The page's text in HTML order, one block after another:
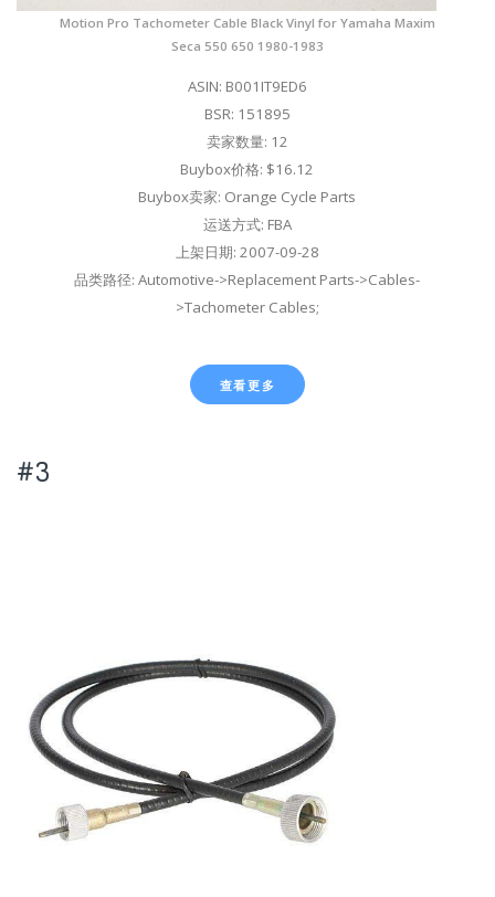
Motion Pro Tachometer Cable Black Vinyl for Yamaha Maxim
Seca 550 650 1980-1983
ASIN: B001IT9ED6
BSR: 151895
卖家数量: 12
Buybox价格: $16.12
Buybox卖家: Orange Cycle Parts
运送方式: FBA
上架日期: 2007-09-28
品类路径: Automotive->Replacement Parts->Cables-
>Tachometer Cables;
查看更多
#3